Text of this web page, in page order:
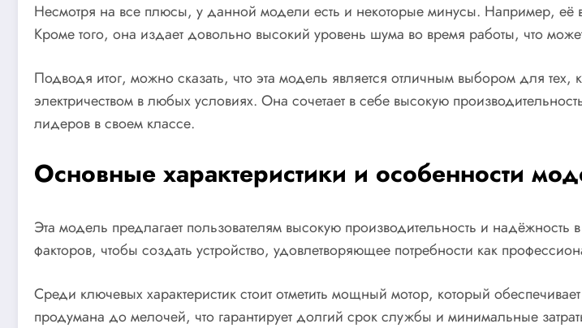
Несмотря на все плюсы, у данной модели есть и некоторые минусы. Например, её
Кроме того, она издает довольно высокий уровень шума во время работы, что
Подводя итог, можно сказать, что эта модель является отличным выбором для
электричеством в любых условиях. Она сочетает в себе высокую
лидеров в своем классе.
Основные характеристики и особенности
Эта модель предлагает пользователям высокую производительность и
факторов, чтобы создать устройство, удовлетворяющее потребности как
Среди ключевых характеристик стоит отметить мощный мотор, который
продумана до мелочей, что гарантирует долгий срок службы и минимальные